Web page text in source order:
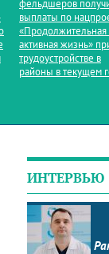
фельдшеров
выплаты по
«Продолжительная
активная жизнь»
трудоустройстве в
районы в текущем
ИНТЕРВЬЮ